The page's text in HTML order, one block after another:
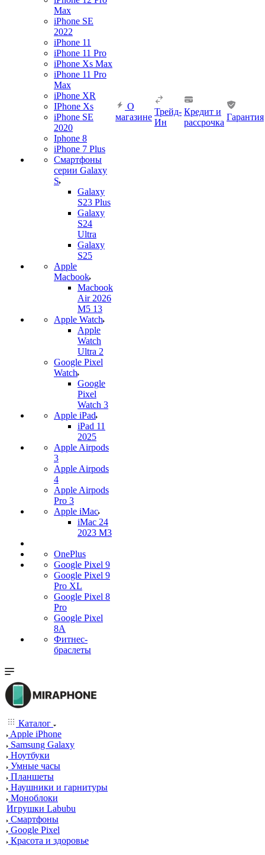
Max
iPhone SE
2022
iPhone 11
iPhone 11 Pro
iPhone Xs Max
iPhone 11 Pro
Max
iPhone XR
IPhone Xs
iPhone SE
2020
Iphone 8
iPhone 7 Plus
Смартфоны
серии Galaxy
S
Galaxy
S23 Plus
Galaxy
S24
Ultra
Galaxy
S25
Apple
Macbook
Macbook
Air 2026
M5 13
Apple Watch
Apple
Watch
Ultra 2
Google Pixel
Watch
Google
Pixel
Watch 3
Apple iPad
iPad 11
2025
Apple Airpods
3
Apple Airpods
4
Apple Airpods
Pro 3
Apple iMac
iMac 24
2023 M3
OnePlus
Google Pixel 9
Google Pixel 9
Pro XL
Google Pixel 8
Pro
Google Pixel
8A
Фитнес-
браслеты
О
магазине
Трейд-
Ин
Кредит и
рассрочка
Гарантия
Каталог
Apple iPhone
Samsung Galaxy
Ноутбуки
Умные часы
Планшеты
Наушники и гарнитуры
Моноблоки
Игрушки Labubu
Смартфоны
Google Pixel
Красота и здоровье